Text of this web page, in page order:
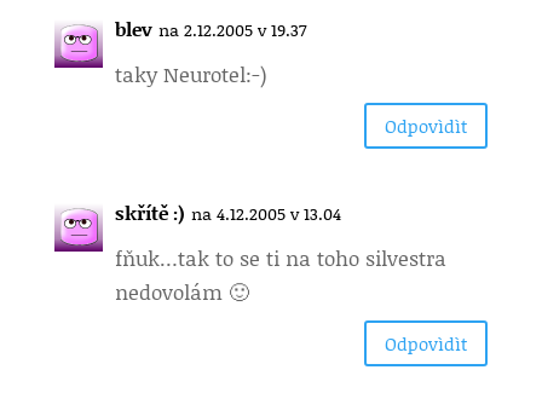
blev na 2.12.2005 v 19.37
taky Neurotel:-)
Odpovìdìt
skřítě :) na 4.12.2005 v 13.04
fňuk…tak to se ti na toho silvestra
nedovolám 🙂
Odpovìdìt